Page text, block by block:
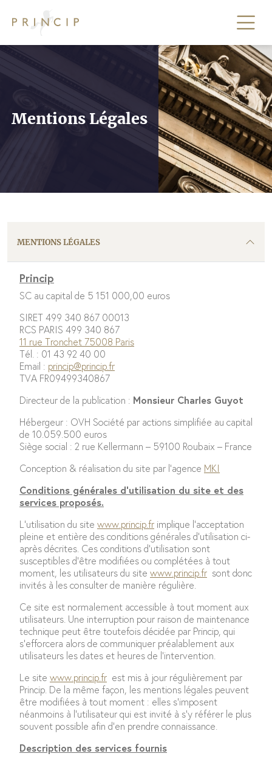
MentionsLégales
MENTIONS LÉGALES
Princip
SC au capital de 5 151 000,00 euros
SIRET 499 340 867 00013
RCS PARIS 499 340 867
11 rue Tronchet 75008 Paris
Tél. : 01 43 92 40 00
Email : princip@princip.fr
TVA FR09499340867
Directeur de la publication : Monsieur Charles Guyot
Hébergeur : OVH Société par actions simplifiée au capital
de 10.059.500 euros
Siège social : 2 rue Kellermann – 59100 Roubaix – France
Conception & réalisation du site par l’agence MKI
Conditions générales d’utilisation du site et des
services proposés.
L’utilisation du site www.princip.fr implique l’acceptation
pleine et entière des conditions générales d’utilisation ci-
après décrites. Ces conditions d’utilisation sont
susceptibles d’être modifiées ou complétées à tout
moment, les utilisateurs du site www.princip.fr sont donc
invités à les consulter de manière régulière.
Ce site est normalement accessible à tout moment aux
utilisateurs. Une interruption pour raison de maintenance
technique peut être toutefois décidée par Princip, qui
s’efforcera alors de communiquer préalablement aux
utilisateurs les dates et heures de l’intervention.
Le site www.princip.fr est mis à jour régulièrement par
Princip. De la même façon, les mentions légales peuvent
être modifiées à tout moment : elles s’imposent
néanmoins à l’utilisateur qui est invité à s’y référer le plus
souvent possible afin d’en prendre connaissance.
Description des services fournis